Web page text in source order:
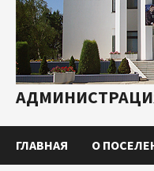
ГЛАВНАЯ О